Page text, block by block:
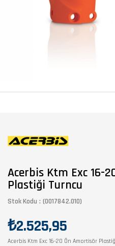
Acerbis Ktm Exc 16-
Plastiği Turncu
Stok Kodu (0017842.010)
₺2.525,95
Acerbis Ktm Exc 16-20 Ön Amortisör